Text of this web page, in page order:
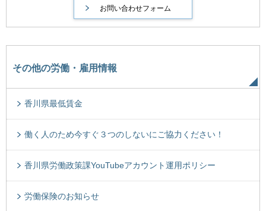
その他の労働・雇用情報
香川県最低賃金
働く人のため今すぐ３つのしないにご協力ください！
香川県労働政策課YouTubeアカウント運用ポリシー
労働保険のお知らせ